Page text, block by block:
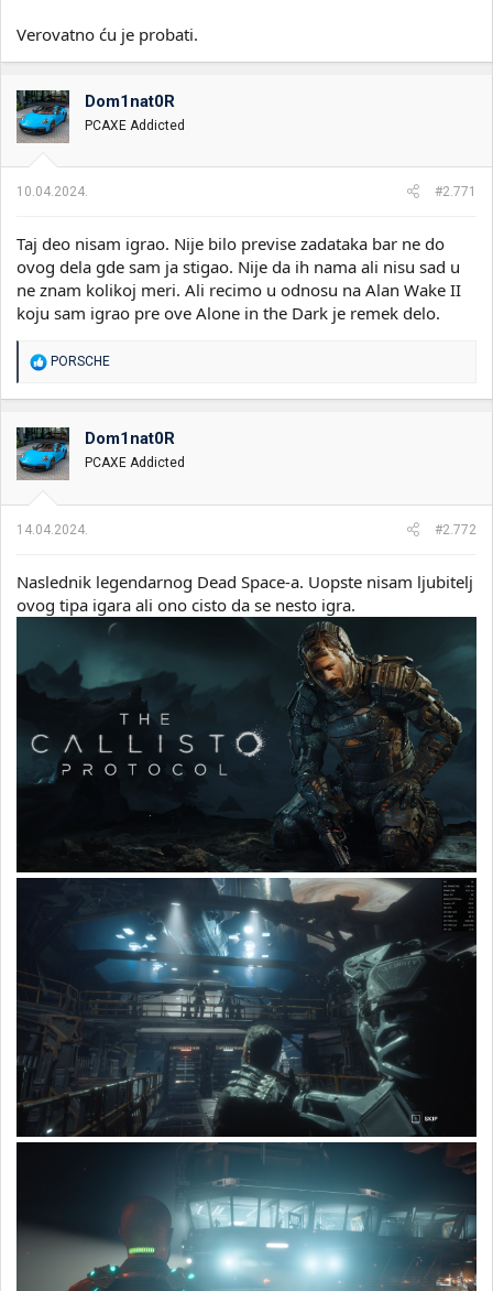
Verovatno ću je probati.
Dom1nat0R
PCAXE Addicted
10.04.2024. #2.771
Taj deo nisam igrao. Nije bilo previse zadataka bar ne do
ovog dela gde sam ja stigao. Nije da ih nama ali nisu sad u
ne znam kolikoj meri. Ali recimo u odnosu na Alan Wake II
koju sam igrao pre ove Alone in the Dark je remek delo.
R
a
o
v
a
n
:
PORSCHE
Dom1nat0R
PCAXE Addicted
14.04.2024. #2.772
Naslednik legendarnog Dead Space-a. Uopste nisam ljubitelj
ovog tipa igara ali ono cisto da se nesto igra.